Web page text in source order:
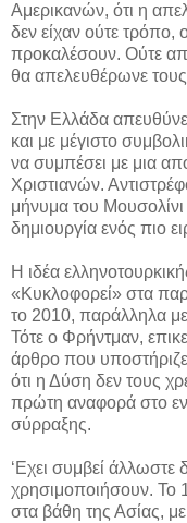
Αμερικανών, ότι η
δεν είχαν ούτε τρόπο,
προκαλέσουν. Ούτε
θα απελευθέρωνε
Στην Ελλάδα
και με μέγιστο
να συμπέσει με μια
Χριστιανών.
μήνυμα του Μουσολίνι
δημιουργία ενός πιο
Η ιδέα
«Κυκλοφορεί» στα
το 2010, παράλληλα
Τότε ο Φρήντμαν,
άρθρο που υποστήριζε
ότι η Δύση δεν τους
πρώτη αναφορά στο
σύρραξης.
‘Εχει συμβεί
χρησιμοποιήσουν. Το
στα βάθη της Ασίας,